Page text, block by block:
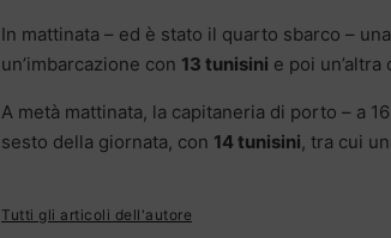
In mattinata – ed è stato il quarto sbarco –
un’imbarcazione con 13 tunisini e poi un’altra
A metà mattinata, la capitaneria di porto – a
sesto della giornata, con 14 tunisini, tra cui
Tutti gli articoli dell'autore